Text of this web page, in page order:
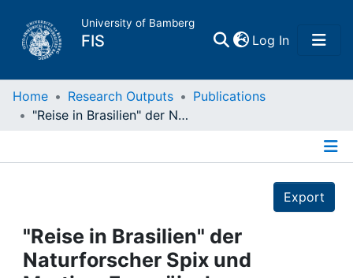
University of Bamberg
FIS Log In(current)
Home
Projects
People
Home Research Outputs
Publications
"Reise in Brasilien" der Naturforscher Spix und Martius. Europäische Ethnologie zwischen Natur- und Kulturwissenschaften
Export
"Reise in Brasilien" der
Naturforscher Spix und